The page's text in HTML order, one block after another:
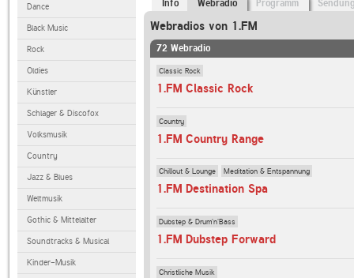
Dance
Black Music
Rock
Oldies
Künstler
Schlager & Discofox
Volksmusik
Country
Jazz & Blues
Weltmusik
Gothic & Mittelalter
Soundtracks & Musical
Kinder-Musik
Info Webradio Programm
Webradios von 1.FM
72 Webradio
Classic Rock
1.FM Classic Rock
Country
1.FM Country Range
Chillout & Lounge Meditation & Entspannung
1.FM Destination Spa
Dubstep & Drum'n'Bass
1.FM Dubstep Forward
Christliche Musik